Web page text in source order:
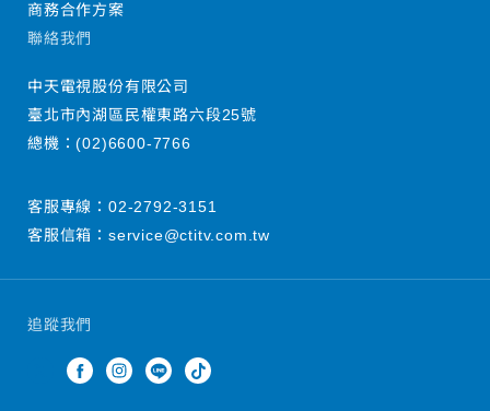
追蹤我們
商務合作方案
聯絡我們
中天電視股份有限公司
臺北市內湖區民權東路六段25號
總機：(02)6600-7766
客服專線： 02-2792-3151
客服信箱： service@ctitv.com.tw